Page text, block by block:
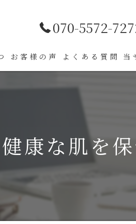
070-5572-
お客様の声 よくある質問 当
康な肌を